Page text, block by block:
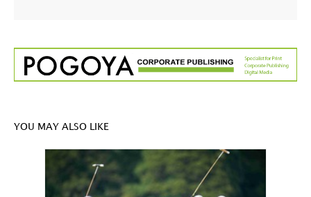
YOU MAY ALSO LIKE